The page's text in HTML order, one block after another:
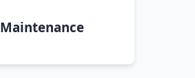
Maintenance